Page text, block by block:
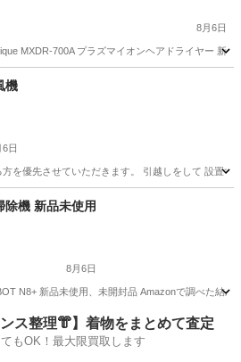
8月6日
MXDR-700A プラズマイオンヘアドライヤー
家電
機
6日
を優先させていただきます。 引越しをして 設置
季節、空調家電
ロボット掃除機 新品未使用
8月6日
N8+ 新品未使用、未開封品 Amazonで調べた結
生活家電
ンス整理👘】着物をまとめて査定
もOK！最大限買取します